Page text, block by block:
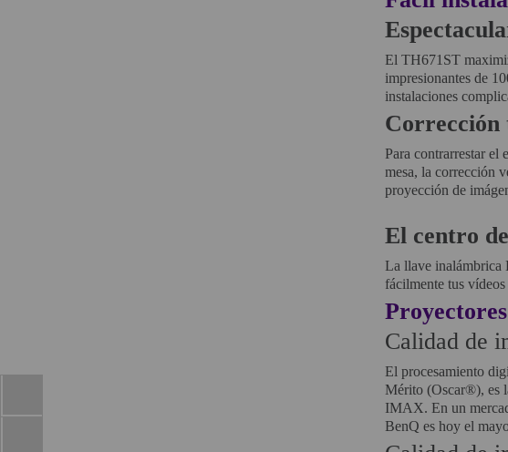
El TH671ST
impresionantes de
instalaciones
Corrección
Para contrarrestar el
mesa, la corrección
proyección de
El centro
La llave inalámbrica
fácilmente tus
Calidad de
El procesamiento
Mérito (Oscar®), es
IMAX. En un
BenQ es hoy el